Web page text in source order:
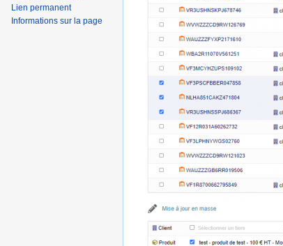
Lien permanent
Informations sur la page